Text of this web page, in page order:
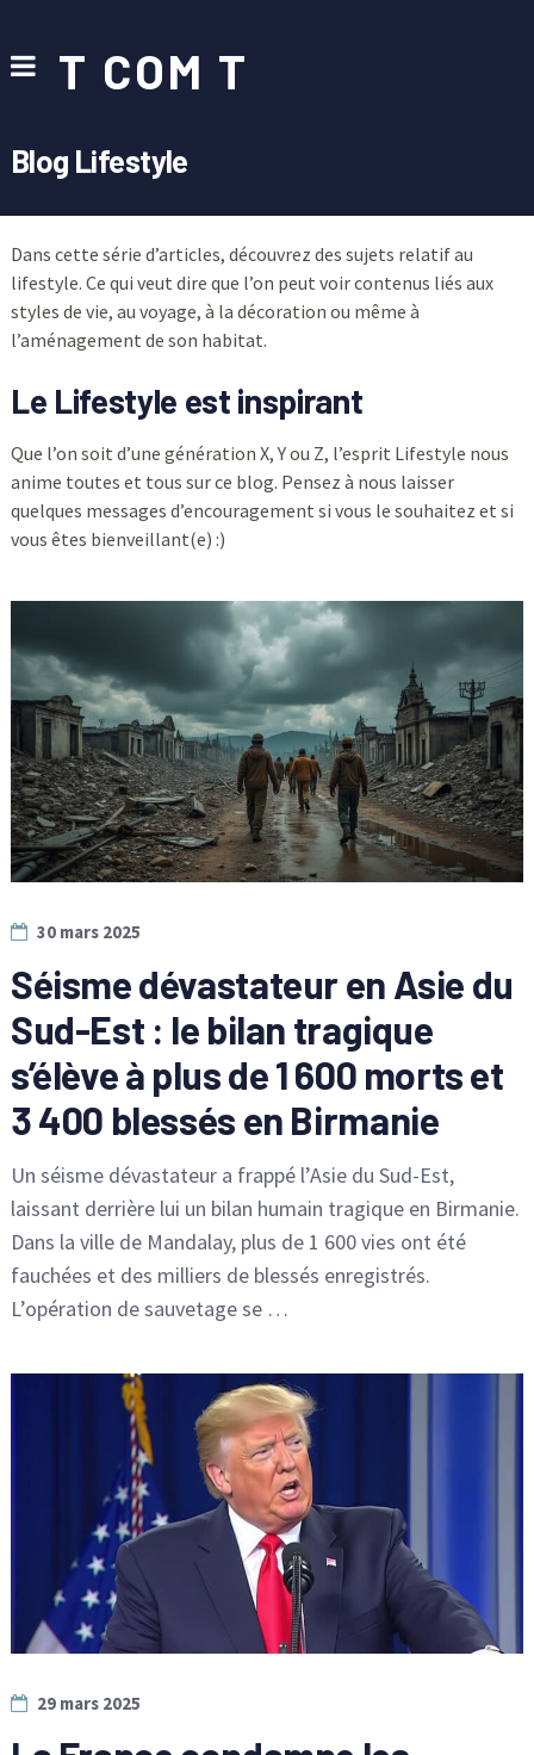
T COM T
Blog Lifestyle
Dans cette série d’articles, découvrez des sujets relatif au
lifestyle. Ce qui veut dire que l’on peut voir contenus liés aux
styles de vie, au voyage, à la décoration ou même à
l’aménagement de son habitat.
Le Lifestyle est inspirant
Que l’on soit d’une génération X, Y ou Z, l’esprit Lifestyle nous
anime toutes et tous sur ce blog. Pensez à nous laisser
quelques messages d’encouragement si vous le souhaitez et si
vous êtes bienveillant(e) :)
30 mars 2025
Séisme dévastateur en Asie du
Sud-Est : le bilan tragique
s’élève à plus de 1 600 morts et
3 400 blessés en Birmanie
Un séisme dévastateur a frappé l’Asie du Sud-Est,
laissant derrière lui un bilan humain tragique en Birmanie.
Dans la ville de Mandalay, plus de 1 600 vies ont été
fauchées et des milliers de blessés enregistrés.
L’opération de sauvetage se …
29 mars 2025